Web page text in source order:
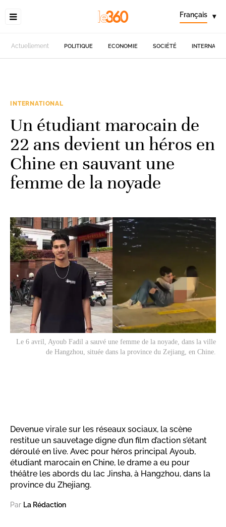
Français ▾
Actuellement POLITIQUE ECONOMIE SOCIÉTÉ
INTERNATIONAL
Un étudiant marocain de
22 ans devient un héros en
Chine en sauvant une
femme de la noyade
Le 6 avril, Ayoub Fadil a sauvé une femme de la noyade, dans la ville
de Hangzhou, située dans la province du Zejiang, en Chine.
Devenue virale sur les réseaux sociaux, la scène
restitue un sauvetage digne d’un film d’action s’étant
déroulé en live. Avec pour héros principal Ayoub,
étudiant marocain en Chine, le drame a eu pour
théâtre les abords du lac Jinsha, à Hangzhou, dans la
province du Zhejiang.
Par La Rédaction